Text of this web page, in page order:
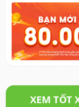
XEM TỐT